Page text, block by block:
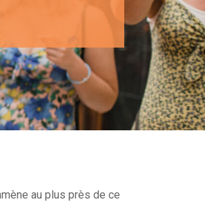
au plus près de ce